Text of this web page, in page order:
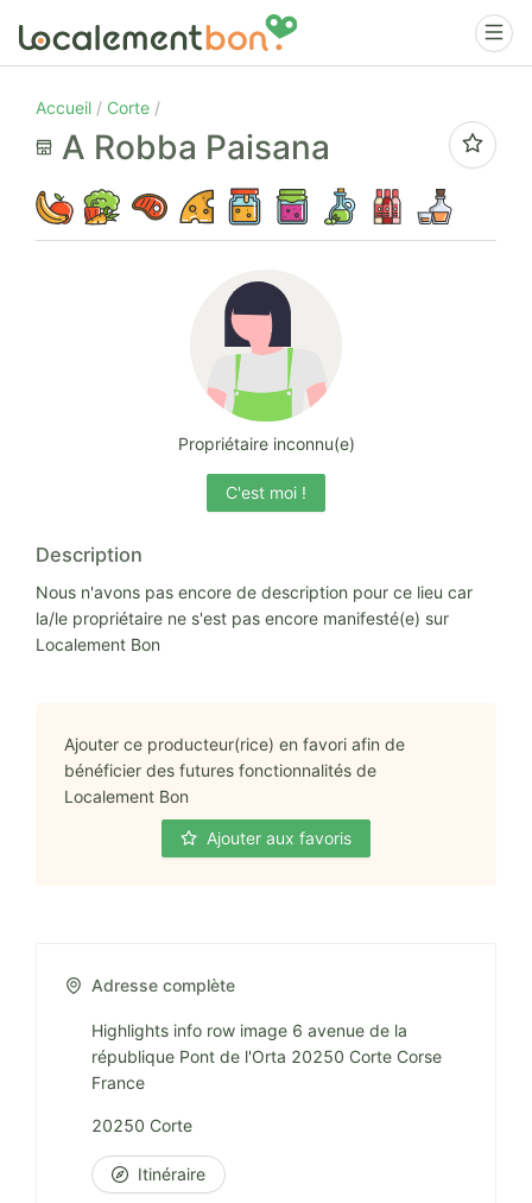
Accueil Corte
A Robba Paisana
Propriétaire inconnu(e)
C'est moi !
Description
Nous n'avons pas encore de description pour ce lieu car
la/le propriétaire ne s'est pas encore manifesté(e) sur
Localement Bon
Ajouter ce producteur(rice) en favori afin de
bénéficier des futures fonctionnalités de
Localement Bon
Ajouter aux favoris
Adresse complète
Highlights info row image 6 avenue de la
république Pont de l'Orta 20250 Corte Corse
France
20250 Corte
Itinéraire